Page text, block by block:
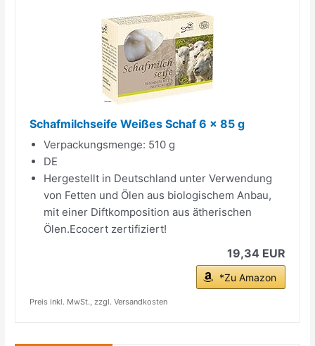
Schafmilchseife Weißes Schaf 6 x 85 g
Verpackungsmenge: 510 g
DE
Hergestellt in Deutschland unter Verwendung
von Fetten und Ölen aus biologischem Anbau,
mit einer Diftkomposition aus ätherischen
Ölen.Ecocert zertifiziert!
19,34 EUR
*Zu Amazon
Preis inkl. MwSt., zzgl. Versandkosten